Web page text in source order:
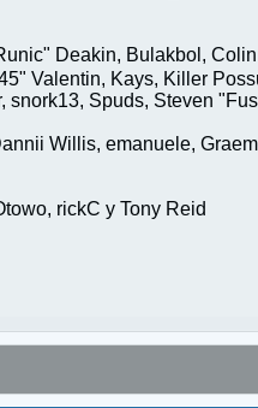
Deakin, Bulakbol,
Valentin, Kays, Killer
Spuds, Steven
Willis, emanuele,
rickC y Tony Reid